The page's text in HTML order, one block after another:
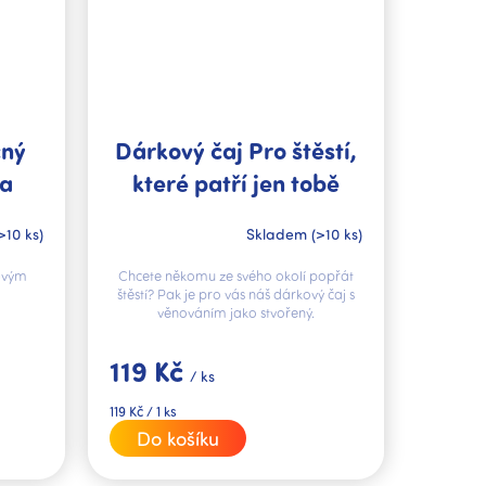
ks)
Dárkový čaj Pro štěstí,
které patří jen tobě
Skladem (>10 ks)
119 Kč / ks
Měrná
cena:
119 Kč / 1 ks
Do košíku
Chcete někomu ze svého okolí popřát
štěstí? Pak je pro vás náš dárkový čaj s
věnováním jako stvořený.